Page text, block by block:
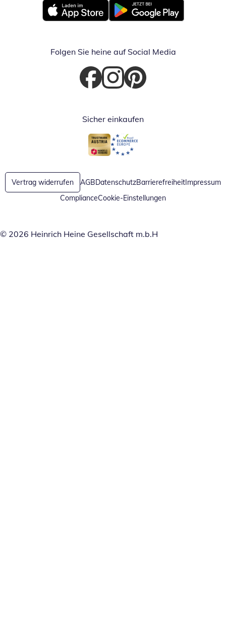
Öffnet in neuem FensterÖffnet in neuem Fenster
Folgen Sie heine auf Social Media
Öffnet in neuem Fenster
Öffnet in neuem Fenster
Öffnet in neuem Fenster
Sicher einkaufen
Öffnet in neuem Fenster
Öffnet in neuem Fenster
Vertrag widerrufen AGBDatenschutzBarrierefreiheitImpressum
ComplianceCookie-Einstellungen
© 2026 Heinrich Heine Gesellschaft m.b.H